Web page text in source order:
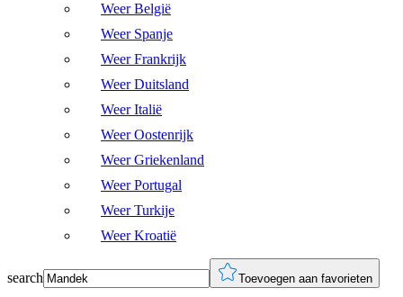
Weer België
Weer Spanje
Weer Frankrijk
Weer Duitsland
Weer Italië
Weer Oostenrijk
Weer Griekenland
Weer Portugal
Weer Turkije
Weer Kroatië
search Toevoegen aan favorieten